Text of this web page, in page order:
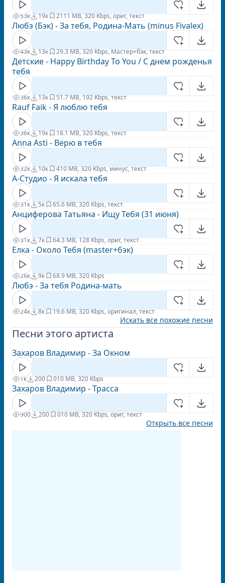
53к 19к 2111 MB, 320 Kbps, ориг, текст
Любэ (Бэк) - За тебя, Родина-Мать (minus Fivalex)
43к 13к 29.3 MB, 320 Kbps, Мастер+бэк, текст
Детские - Happy Birthday To You / С днем рожденья
тебя
36к 13к 51.7 MB, 192 Kbps, текст
Rauf Faik - Я люблю тебя
36к 19к 18.1 MB, 320 Kbps, текст
Anna Asti - Верю в тебя
32к 10к 410 MB, 320 Kbps, минус, текст
А-Студио - Я искала тебя
31к 5к 65.6 MB, 320 Kbps, текст
Анциферова Татьяна - Ищу Тебя (31 июня)
31к 7к 64.3 MB, 128 Kbps, ориг, текст
Елка - Около Тебя (master+бэк)
26к 9к 68.9 MB, 320 Kbps
Любэ - За тебя Родина-мать
24к 8к 19.6 MB, 320 Kbps, оригинал, текст
Искать все похожие песни
Песни этого артиста
Захаров Владимир - За Окном
1к 200 010 MB, 320 Kbps
Захаров Владимир - Трасса
900 200 010 MB, 320 Kbps, ориг, текст
Открыть все песни